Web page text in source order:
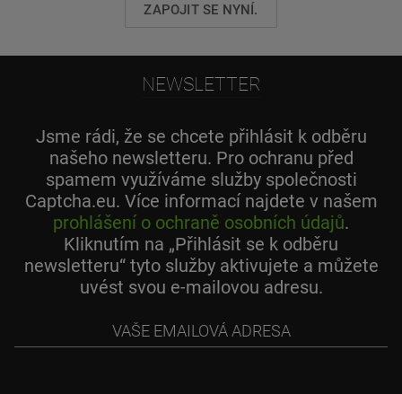
ZAPOJIT SE NYNÍ.
NEWSLETTER
Jsme rádi, že se chcete přihlásit k odběru
našeho newsletteru. Pro ochranu před
spamem využíváme služby společnosti
Captcha.eu. Více informací najdete v našem
prohlášení o ochraně osobních údajů.
Kliknutím na „Přihlásit se k odběru
newsletteru“ tyto služby aktivujete a můžete
uvést svou e-mailovou adresu.
adresa